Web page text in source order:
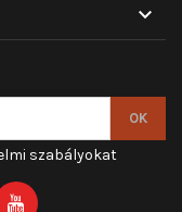

szabályokat